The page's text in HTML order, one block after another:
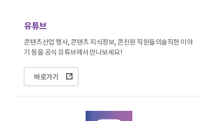
유튜브
콘텐츠산업 행사, 콘텐츠 지식정보, 콘진원 직원들의솔직한 이야
기 등을 공식 유튜브에서 만나보세요!
바로가기